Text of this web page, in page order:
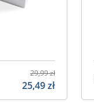
29,99zł
25,49zł